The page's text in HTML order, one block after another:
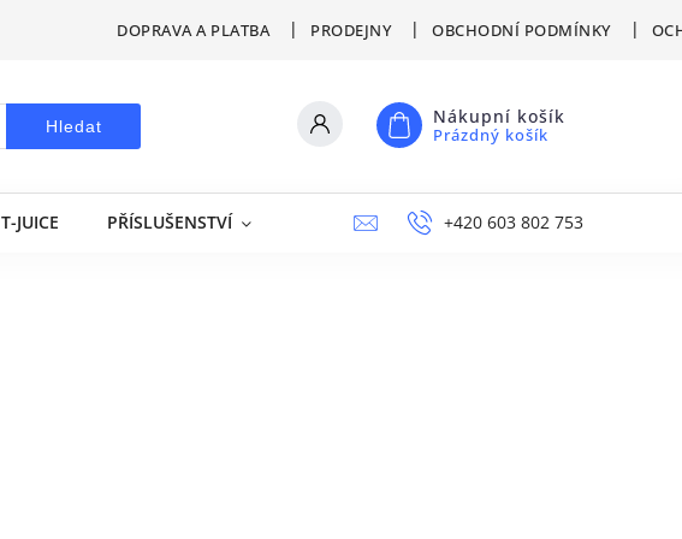
DOPRAVA A PLATBA PRODEJNY OBCHODNÍ PODMÍNKY
Hledat Nákupní košík
Prázdný košík
T-JUICE PŘÍSLUŠENSTVÍ VÝPRODEJ NAPIŠTE NÁM
+420 603 802 753